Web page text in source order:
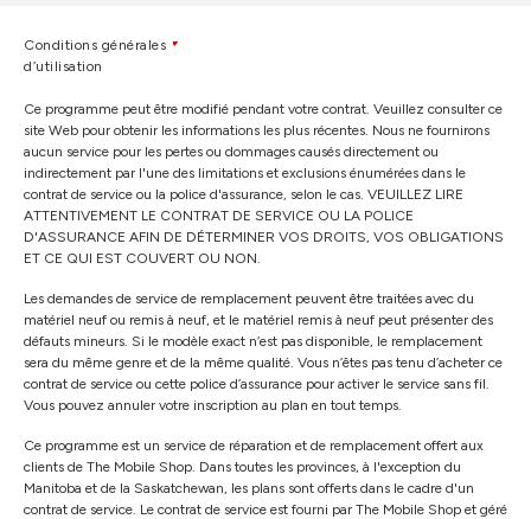
Conditions générales
d’utilisation
Ce programme peut être modifié pendant votre contrat. Veuillez consulter ce
site Web pour obtenir les informations les plus récentes. Nous ne fournirons
aucun service pour les pertes ou dommages causés directement ou
indirectement par l'une des limitations et exclusions énumérées dans le
contrat de service ou la police d'assurance, selon le cas. VEUILLEZ LIRE
ATTENTIVEMENT LE CONTRAT DE SERVICE OU LA POLICE
D'ASSURANCE AFIN DE DÉTERMINER VOS DROITS, VOS OBLIGATIONS
ET CE QUI EST COUVERT OU NON.
Les demandes de service de remplacement peuvent être traitées avec du
matériel neuf ou remis à neuf, et le matériel remis à neuf peut présenter des
défauts mineurs. Si le modèle exact n’est pas disponible, le remplacement
sera du même genre et de la même qualité. Vous n’êtes pas tenu d’acheter ce
contrat de service ou cette police d’assurance pour activer le service sans fil.
Vous pouvez annuler votre inscription au plan en tout temps.
Ce programme est un service de réparation et de remplacement offert aux
clients de The Mobile Shop. Dans toutes les provinces, à l'exception du
Manitoba et de la Saskatchewan, les plans sont offerts dans le cadre d'un
contrat de service. Le contrat de service est fourni par The Mobile Shop et géré